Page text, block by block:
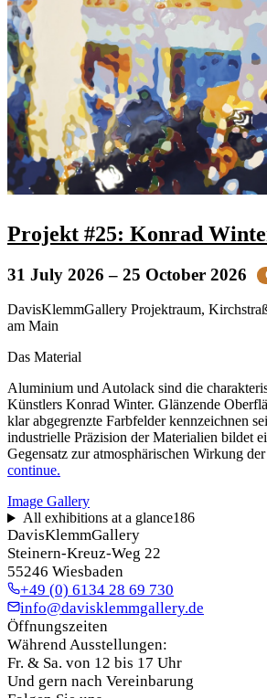
Projekt #25: Konrad
31 July 2026 – 25 October 2026
DavisKlemmGallery Projektraum,
am Main
Das Material
Aluminium und Autolack sind die
Künstlers Konrad Winter. Glänzende
klar abgegrenzte Farbfelder kennzeichnen
industrielle Präzision der Materialien bildet
Gegensatz zur atmosphärischen Wirkung
continue.
Image Gallery
All exhibitions at a glance186
DavisKlemmGallery
Steinern-Kreuz-Weg 22
55246 Wiesbaden
+49 (0) 6134 28 69 730
info@davisklemmgallery.de
Öffnungszeiten
Während Ausstellungen:
Fr. & Sa. von 12 bis 17 Uhr
Und gern nach Vereinbarung